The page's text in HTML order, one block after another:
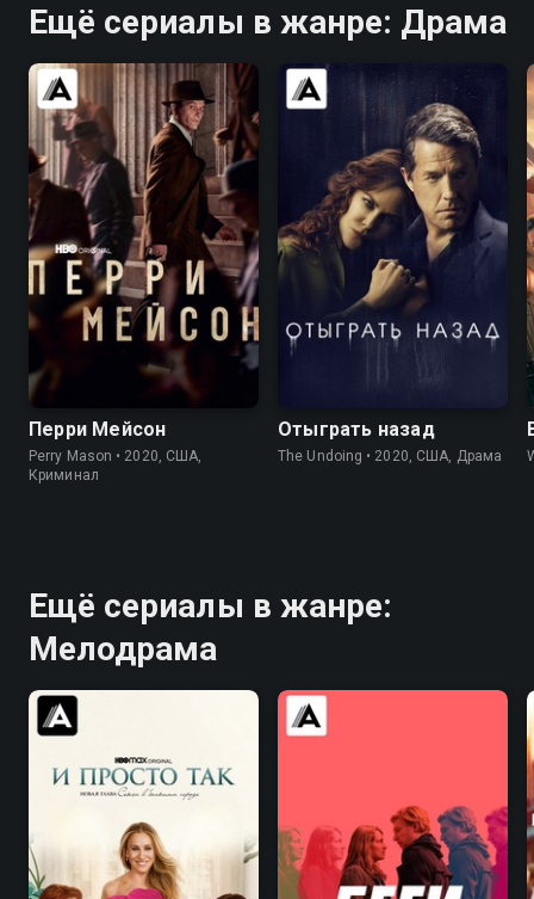
Ещё сериалы в жанре: Драма
Перри Мейсон
Perry Mason • 2020, США,
Криминал
Отыграть назад
The Undoing • 2020, США, Драма
Ещё сериалы в жанре:
Мелодрама